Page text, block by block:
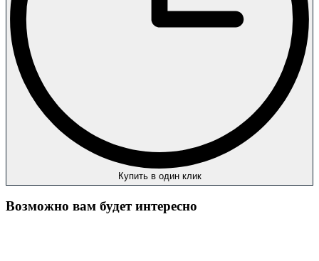
Купить в один клик
Возможно вам будет интересно